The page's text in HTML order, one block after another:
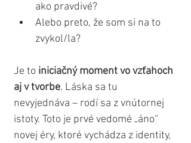
ako pravdivé?
Alebo preto, že som si na to
zvykol/la?
Je to iniciačný moment vo vzťahoch
aj v tvorbe. Láska sa tu
nevyjednáva – rodí sa z vnútornej
istoty. Toto je prvé vedomé „áno“
novej éry, ktoré vychádza z identity,